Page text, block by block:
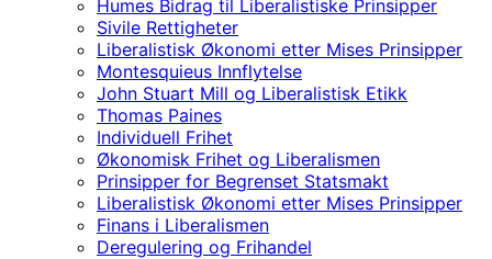
Humes Bidrag til Liberalistiske Prinsipper
Sivile Rettigheter
Liberalistisk Økonomi etter Mises Prinsipper
Montesquieus Innflytelse
John Stuart Mill og Liberalistisk Etikk
Thomas Paines
Individuell Frihet
Økonomisk Frihet og Liberalismen
Prinsipper for Begrenset Statsmakt
Liberalistisk Økonomi etter Mises Prinsipper
Finans i Liberalismen
Deregulering og Frihandel